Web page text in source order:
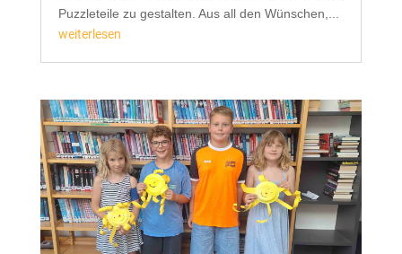
Puzzleteile zu gestalten. Aus all den Wünschen,...
weiterlesen